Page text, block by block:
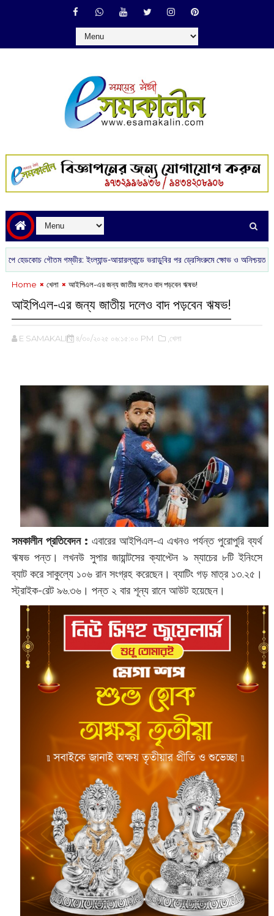
গৌতম গম্ভীর: ইংল্যান্ড-আয়ারল্যান্ডে ভরাডুবির পর ড্রেসিংরুমে ক্ষোভ ও অনিশ্চয়তায় ভারতীয়
Home খেলা আইপিএল-এর জন্য জাতীয় দলেও বাদ পড়বেন ঋষভ!
আইপিএল-এর জন্য জাতীয় দলেও বাদ পড়বেন ঋষভ!
E SAMAKALIN ৪/৩০/২০২৫ ০৬:১৫:০০ PM ,খেলা
সমকালীন প্রতিবেদন : এবারের আইপিএল-এ এখনও পর্যন্ত পুরোপুরি ব্যর্থ
ঋষভ পন্ত। লখনউ সুপার জায়ান্টসের ক্যাপ্টেন ৯ ম্যাচের ৮টি ইনিংসে
ব্যাট করে সাকুল্যে ১০৬ রান সংগ্রহ করেছেন। ব্যাটিং গড় মাত্র ১৩.২৫।
স্ট্রাইক-রেট ৯৬.৩৬। পন্ত ২ বার শূন্য রানে আউট হয়েছেন।